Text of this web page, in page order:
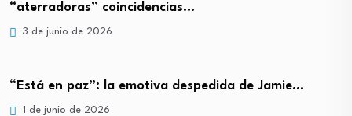
“aterradoras” coincidencias…
3 de junio de 2026
“Está en paz”: la emotiva despedida de Jamie…
1 de junio de 2026